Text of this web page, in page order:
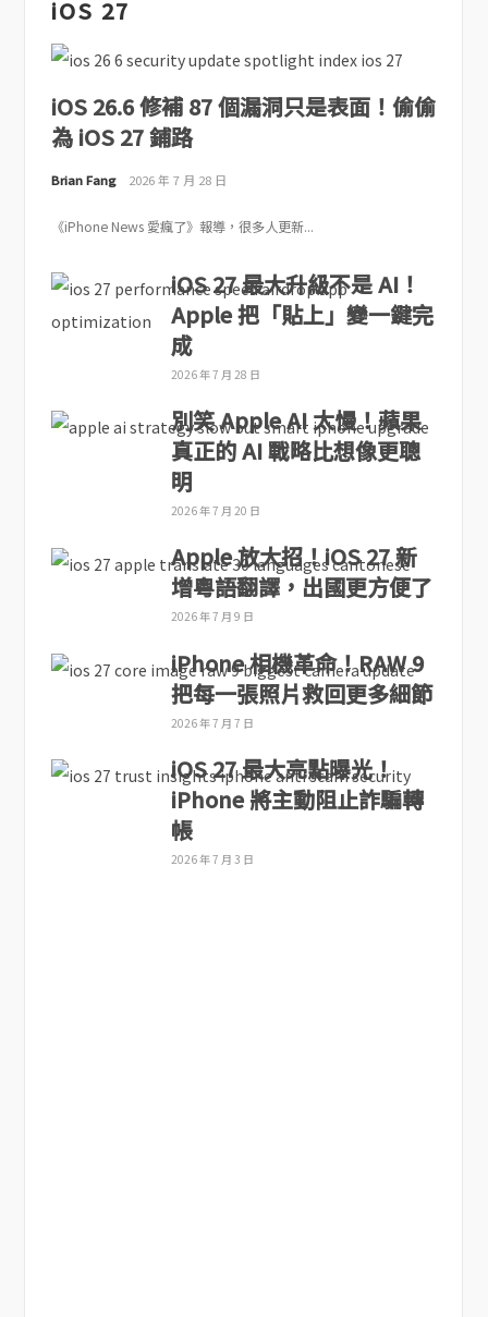
iOS 27
iOS 26.6 修補 87 個漏洞只是表面！偷偷
為 iOS 27 鋪路
Brian Fang 2026 年 7 月 28 日
《iPhone News 愛瘋了》報導，很多人更新...
iOS 27 最大升級不是 AI！
Apple 把「貼上」變一鍵完
成
2026 年 7 月 28 日
別笑 Apple AI 太慢！蘋果
真正的 AI 戰略比想像更聰
明
2026 年 7 月 20 日
Apple 放大招！iOS 27 新
增粵語翻譯，出國更方便了
2026 年 7 月 9 日
iPhone 相機革命！RAW 9
把每一張照片救回更多細節
2026 年 7 月 7 日
iOS 27 最大亮點曝光！
iPhone 將主動阻止詐騙轉
帳
2026 年 7 月 3 日